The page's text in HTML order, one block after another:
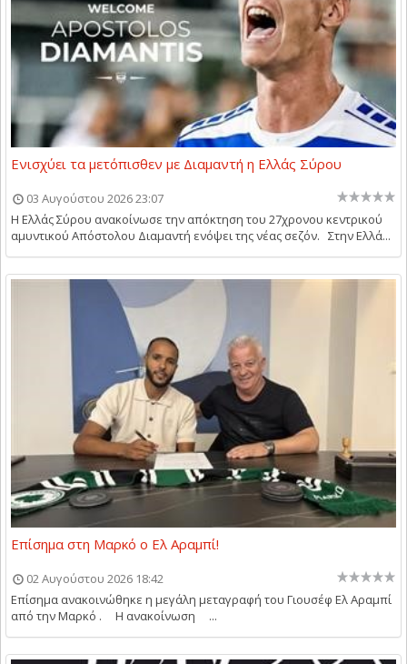
Ενισχύει τα μετόπισθεν με Διαμαντή η Ελλάς Σύρου
03 Αυγούστου 2026 23:07
Η Ελλάς Σύρου ανακοίνωσε την απόκτηση του 27χρονου κεντρικού
αμυντικού Απόστολου Διαμαντή ενόψει της νέας σεζόν. Στην Ελλά...
Επίσημα στη Μαρκό ο Ελ Αραμπί!
02 Αυγούστου 2026 18:42
Επίσημα ανακοινώθηκε η μεγάλη μεταγραφή του Γιουσέφ Ελ Αραμπί
από την Μαρκό . Η ανακοίνωση ...